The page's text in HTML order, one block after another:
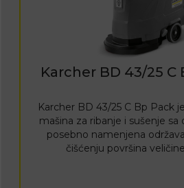
Karcher BD 43/25 C
Karcher BD 43/25 C Bp Pack
mašina za ribanje i sušenje
posebno namenjena
čišćenju površina